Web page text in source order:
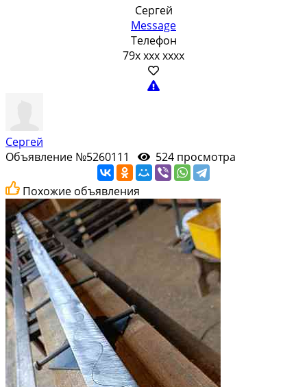
Сергей
Message
Телефон
79x xxx xxxx
Сергей
Объявление №5260111
524 просмотра
Похожие объявления